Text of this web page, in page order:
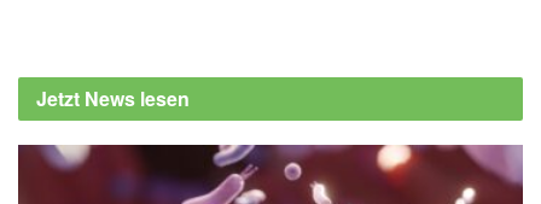
Warn-Apps: Defizite bei Sicherheit, (Abruf:
14.06.2020),
Lars Baumgärtner, Alexandra Dmitrienko,
Jetzt News lesen